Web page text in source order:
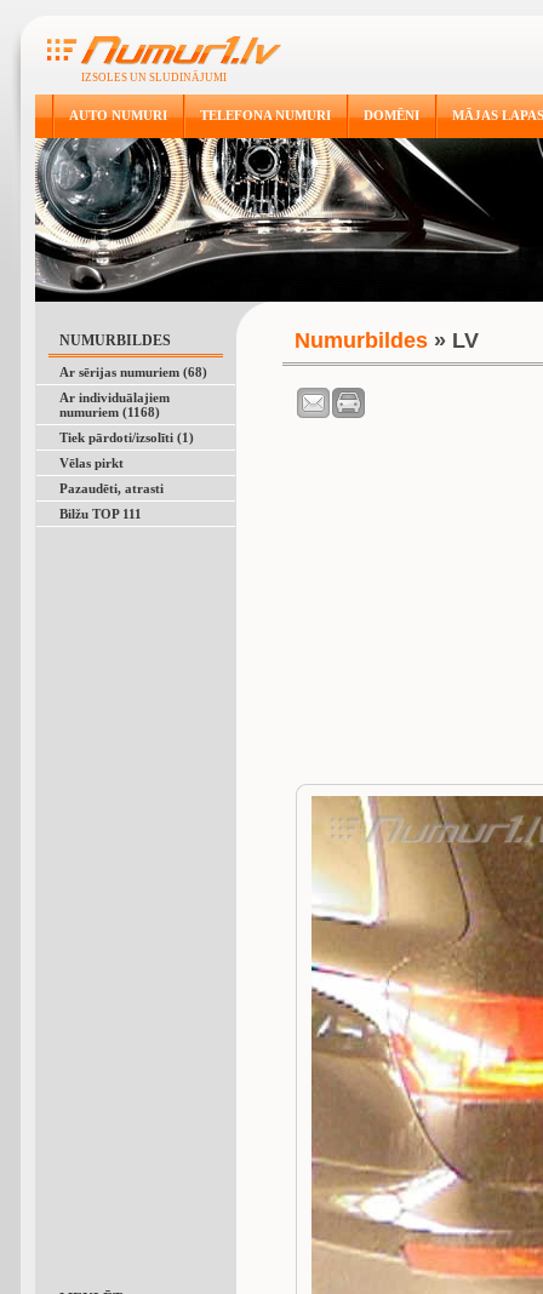
IZSOLES UN SLUDINĀJUMI
AUTO NUMURI TELEFONA NUMURI DOMĒNI MĀJAS LAPAS
NUMURBILDES
Ar sērijas numuriem (68)
Ar individuālajiem
numuriem (1168)
Tiek pārdoti/izsolīti (1)
Vēlas pirkt
Pazaudēti, atrasti
Bilžu TOP 111
Numurbildes» LV